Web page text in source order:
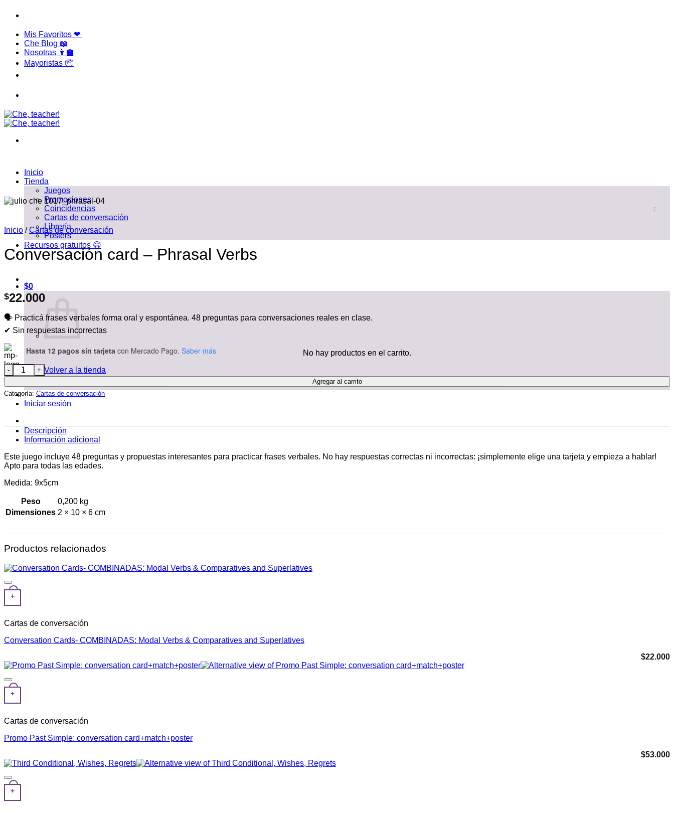
Saltar
contenidoMis Favoritos ❤
Che Blog 📖
Nosotras 👩‍🏫
Mayoristas 📦
Inicio
Tienda
Juegos
Promociones
Coincidencias
Cartas de conversación
Librería
Posters
Recursos gratuitos 😃
$0
No hay productos en el carrito.
Volver a la tienda
Iniciar sesión
Inicio / Cartas de conversación
Conversación card – Phrasal Verbs
$22.000
🗣️ Practicá frases verbales forma oral y espontánea. 48 preguntas para conversaciones reales en clase.
✔ Sin respuestas incorrectas
Hasta 12 pagos sin tarjeta con Mercado Pago. Saber más
Conversación card - Phrasal Verbs cantidad
Agregar al carrito
Categoría: Cartas de conversación
Descripción
Información adicional
Este juego incluye 48 preguntas y propuestas interesantes para practicar frases verbales. No hay respuestas correctas ni incorrectas: ¡simplemente elige una tarjeta y empieza a hablar!
Apto para todas las edades.
Medida: 9x5cm
Peso
0,200 kg
Dimensiones 2 × 10 × 6 cm
Productos relacionados
+
Cartas de conversación
Conversation Cards- COMBINADAS: Modal Verbs & Comparatives and Superlatives
$22.000
+
Cartas de conversación
Promo Past Simple: conversation card+match+poster
$53.000
+